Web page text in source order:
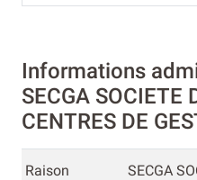
Informations
SECGA SOCIETE
CENTRES DE
Raison
SECGA